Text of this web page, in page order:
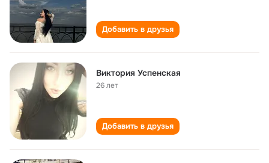
Добавить в друзья
Виктория Успенская
26 лет
Добавить в друзья